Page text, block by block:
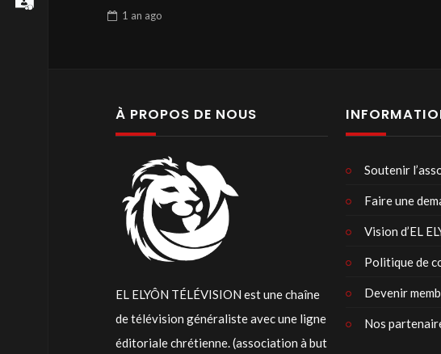
1 an ago
À PROPOS DE NOUS
EL ELYÔN TÉLÉVISION est une chaîne
de télévision généraliste avec une ligne
éditoriale chrétienne. (association à but
Soutenir
Faire une
Vision d’EL
Politique de
Devenir
Nos